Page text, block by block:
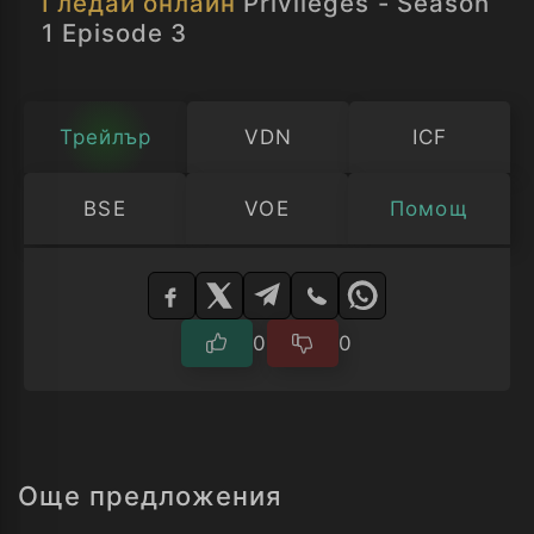
Сезон 1 Епизод 3
1 Episode 3
Трейлър VDN ICF
BSE VOE Помощ
Изберете
0 0
Още предложения